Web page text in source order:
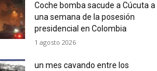
Coche bomba sacude a Cúcuta a
una semana de la posesión
presidencial en Colombia
1 agosto 2026
un mes cavando entre los